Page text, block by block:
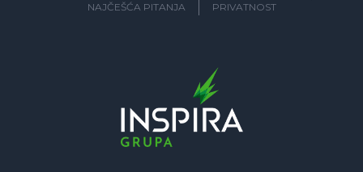
NAJČEŠĆA PITANJA
PRIVATNOST